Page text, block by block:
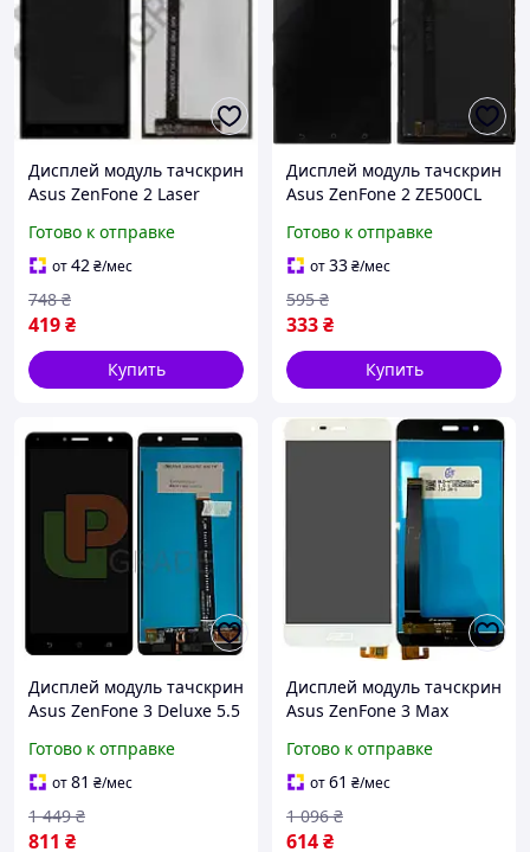
Дисплей модуль тачскрин
Asus ZenFone 2 Laser
Готово к отправке
от42₴/мес
419₴
748 ₴
Купить
Дисплей модуль тачскрин
Asus ZenFone 2 ZE500CL
Готово к отправке
от33₴/мес
333₴
595 ₴
Купить
Дисплей модуль тачскрин
Asus ZenFone 3 Deluxe 5.5
Готово к отправке
от81 ₴/мес
811 ₴
1 449 ₴
Дисплей модуль тачскрин
Asus ZenFone 3 Max
Silve
Готово к отправке
от61 ₴/мес
614₴
1 096 ₴